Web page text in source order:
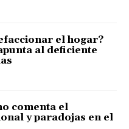
el hogar?
al deficiente
comenta el
y paradojas en el